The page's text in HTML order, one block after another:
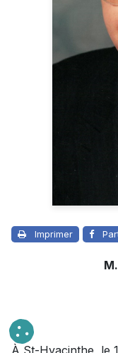
Imprimer
À St-Hyacinthe, le